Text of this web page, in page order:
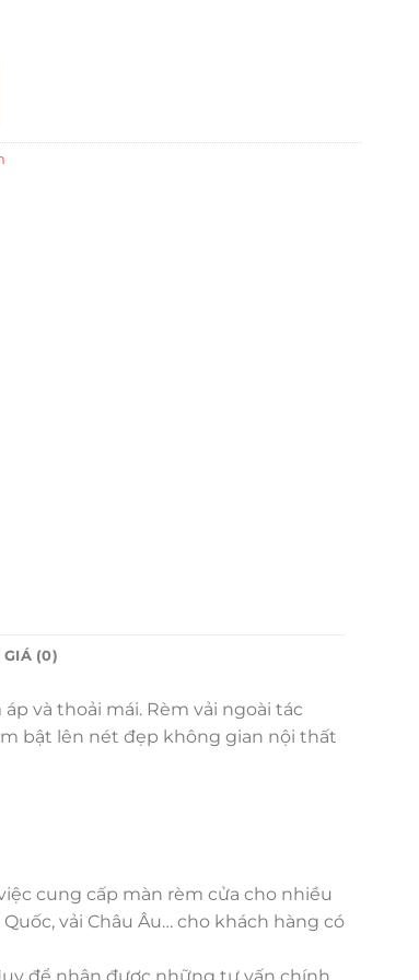
(0)
và thoải mái. Rèm vải ngoài tác
bật lên nét đẹp không gian nội thất
cung cấp màn rèm cửa cho nhiều
vải Châu Âu… cho khách hàng có